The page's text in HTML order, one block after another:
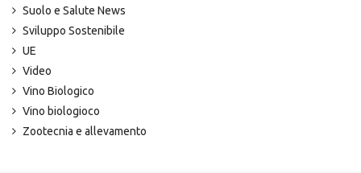
Suolo e Salute News
Sviluppo Sostenibile
UE
Video
Vino Biologico
Vino biologioco
Zootecnia e allevamento